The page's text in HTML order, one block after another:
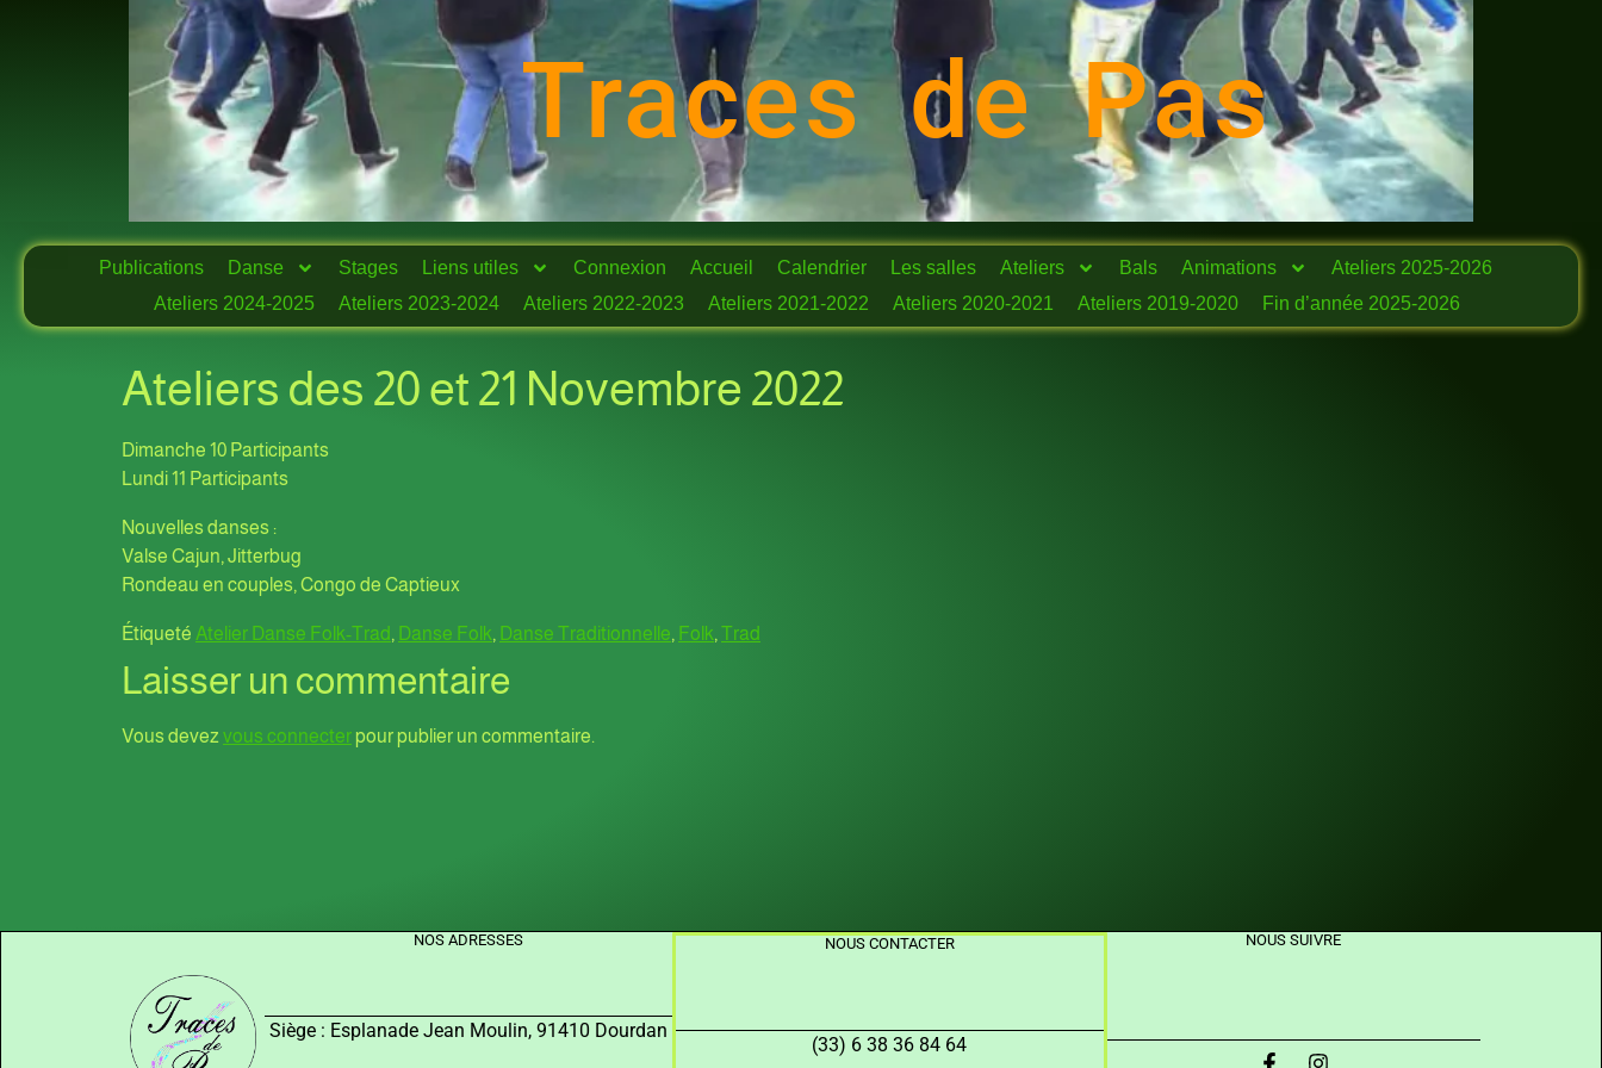
Traces de Pas
Publications Danse Stages Liens utiles Connexion Accueil Calendrier Les salles Ateliers Bals Animations
Ateliers 2025-2026
Ateliers 2024-2025
Ateliers 2023-2024 Ateliers 2022-2023 Ateliers 2021-2022 Ateliers 2020-2021 Ateliers 2019-2020 Fin d’année 2025-2026
Ateliers des 20 et 21 Novembre 2022
Dimanche 10 Participants
Lundi 11 Participants
Nouvelles danses :
Valse Cajun, Jitterbug
Rondeau en couples, Congo de Captieux
Étiqueté Atelier Danse Folk-Trad, Danse Folk, Danse Traditionnelle, Folk, Trad
Laisser un commentaire
Vous devez vous connecter pour publier un commentaire.
NOS ADRESSES
Siège : Esplanade Jean Moulin, 91410 Dourdan
NOUS CONTACTER
(33) 6 38 36 84 64
NOUS SUIVRE